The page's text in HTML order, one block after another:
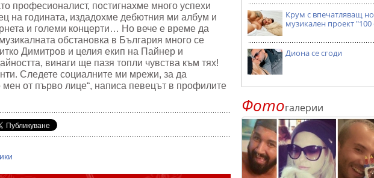
професионалист, постигнахме много успехи
на годината, издадохме дебютния ми албум и
и големи концерти… Но вече е време да
обстановка в България много се
Димитров и целия екип на Пайнер и
винаги ще пазя топли чувства към тях!
Следете социалните ми мрежи, за да
мен от първо лице“, написа певецът в профилите
Крум с впечатляващ
музикален проект
Диона се сгоди
Фотогалерии